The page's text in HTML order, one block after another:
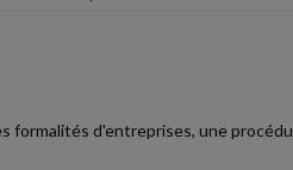
d'entreprises, une